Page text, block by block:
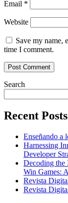
Email *
Website
Save my name,
time I comment.
Search
Recent Posts
Enseñando a
Harnessing
Developer
Decoding the
Win Games:
Revista
Revista